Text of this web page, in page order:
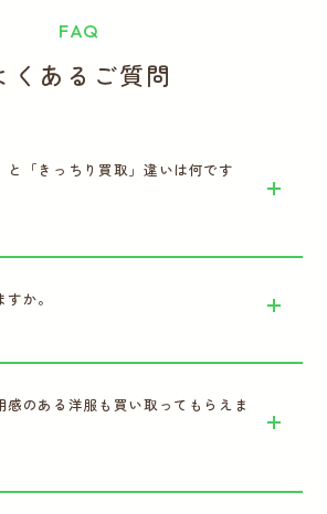
FAQ
くあるご質問
と「きっちり買取」違いは何です
か。
感のある洋服も買い取ってもらえま